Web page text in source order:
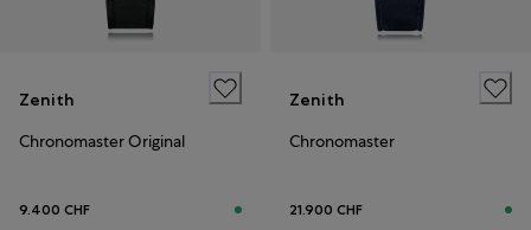
Zenith
Chronomaster Original
9.400 CHF
Zenith
Chronomaster
21.900 CHF